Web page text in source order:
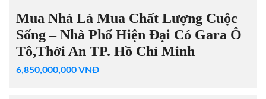
Mua Nhà Là Mua Chất Lượng Cuộc
Sống – Nhà Phố Hiện Đại Có Gara Ô
Tô,Thới An TP. Hồ Chí Minh
6,850,000,000 VNĐ